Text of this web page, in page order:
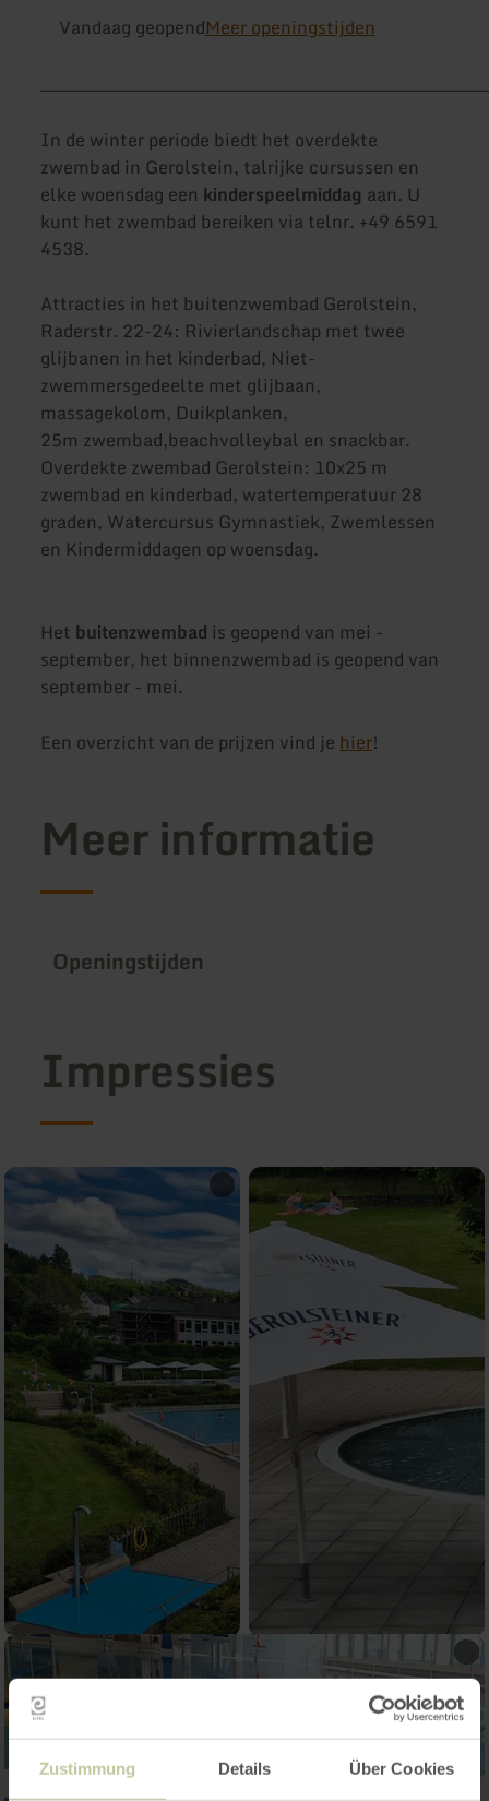
Zustimmung Details Über Cookies
Vandaag geopendMeer openingstijden
In de winter periode biedt het overdekte
zwembad in Gerolstein, talrijke cursussen en
elke woensdag een kinderspeelmiddag aan. U
kunt het zwembad bereiken via telnr. +49 6591
4538.
Attracties in het buitenzwembad Gerolstein,
Raderstr. 22-24: Rivierlandschap met twee
glijbanen in het kinderbad, Niet-
zwemmersgedeelte met glijbaan,
massagekolom, Duikplanken,
25m zwembad,beachvolleybal en snackbar.
Overdekte zwembad Gerolstein: 10x25 m
zwembad en kinderbad, watertemperatuur 28
graden, Watercursus Gymnastiek, Zwemlessen
en Kindermiddagen op woensdag.
Het buitenzwembad is geopend van mei -
september, het binnenzwembad is geopend van
september - mei.
Een overzicht van de prijzen vind je hier!
Meer informatie
Openingstijden
Impressies